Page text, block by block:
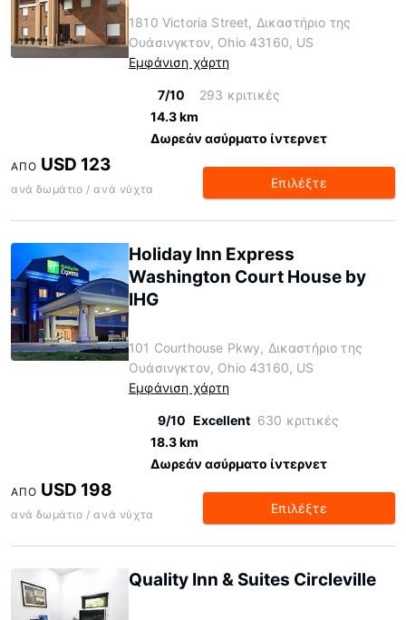
1810 Victoria Street, Δικαστήριο της
Ουάσινγκτον, Ohio 43160, US
Εμφάνιση χάρτη
7/10
293 κριτικές
14.3 km
Δωρεάν ασύρματο ίντερνετ
ΑΠΌ USD 123
ανά δωμάτιο / ανά νύχτα Επιλέξτε
Holiday Inn Express
Washington Court House by
IHG
101 Courthouse Pkwy, Δικαστήριο της
Ουάσινγκτον, Ohio 43160, US
Εμφάνιση χάρτη
9/10 Excellent 630 κριτικές
18.3 km
Δωρεάν ασύρματο ίντερνετ
ΑΠΌ USD 198
ανά δωμάτιο / ανά νύχτα Επιλέξτε
Quality Inn & Suites Circleville